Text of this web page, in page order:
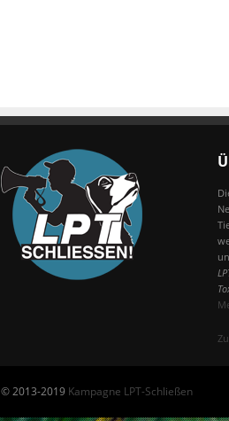
© 2013-2019 Kampagne LPT-Schließen